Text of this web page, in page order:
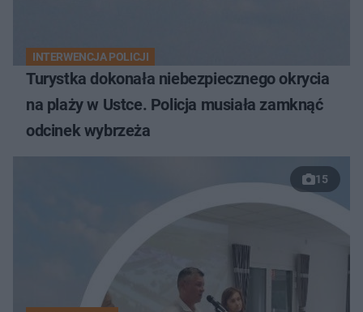
INTERWENCJA POLICJI
Turystka dokonała niebezpiecznego okrycia
na plaży w Ustce. Policja musiała zamknąć
odcinek wybrzeża
15